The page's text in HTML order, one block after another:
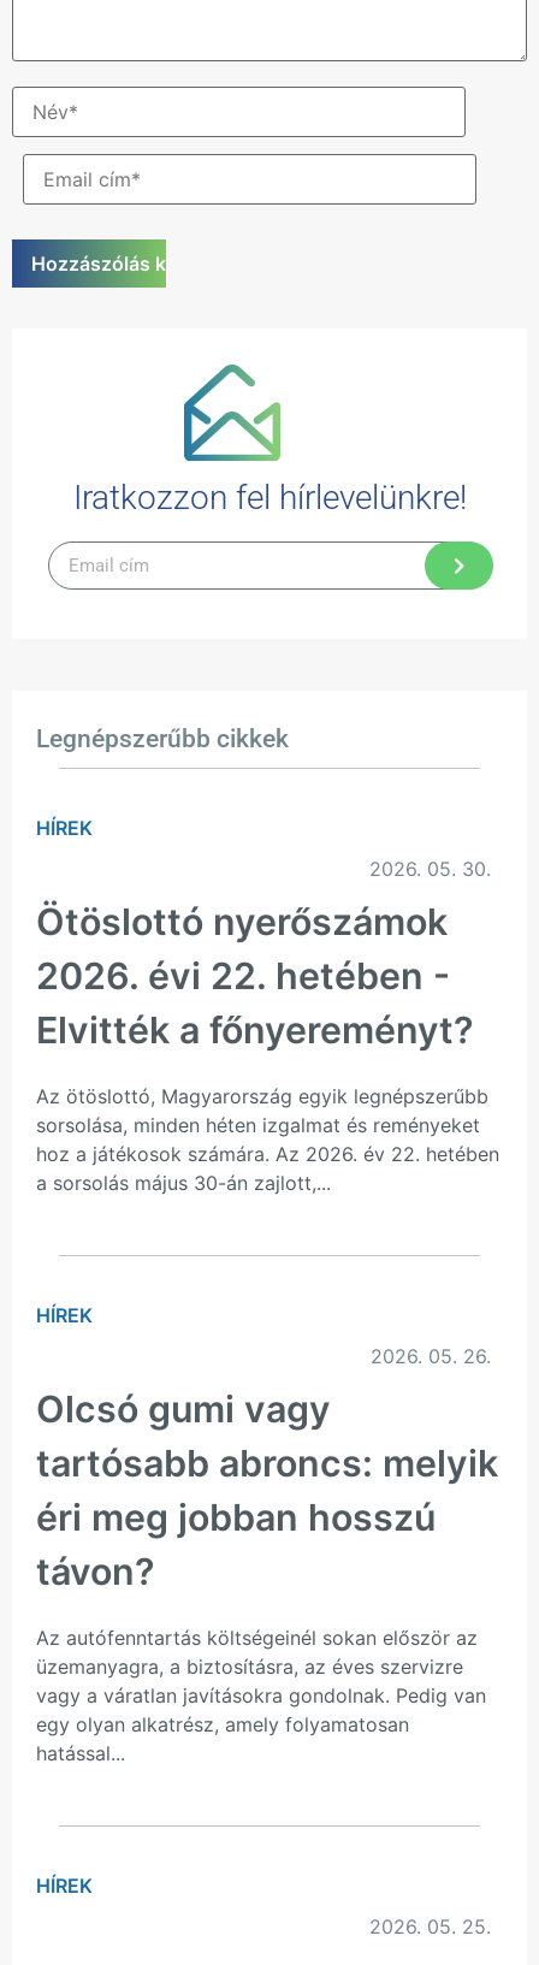
Iratkozzon fel hírlevelünkre!
Legnépszerűbb cikkek
HÍREK
2026. 05. 30.
Ötöslottó nyerőszámok
2026. évi 22. hetében -
Elvitték a főnyereményt?
Az ötöslottó, Magyarország egyik legnépszerűbb
sorsolása, minden héten izgalmat és reményeket
hoz a játékosok számára. Az 2026. év 22. hetében
a sorsolás május 30-án zajlott,...
HÍREK
2026. 05. 26.
Olcsó gumi vagy
tartósabb abroncs: melyik
éri meg jobban hosszú
távon?
Az autófenntartás költségeinél sokan először az
üzemanyagra, a biztosításra, az éves szervizre
vagy a váratlan javításokra gondolnak. Pedig van
egy olyan alkatrész, amely folyamatosan
hatással...
HÍREK
2026. 05. 25.